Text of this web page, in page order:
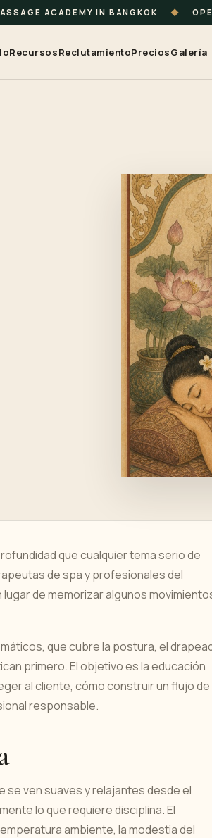
ACADEMY IN BANGKOK ◆
RecursosReclutamientoPreciosGalería
que cualquier tema serio de
de spa y profesionales del
de memorizar algunos
que cubre la postura, el
primero. El objetivo es la educación
al cliente, cómo construir un flujo de
responsable.
se ven suaves y relajantes desde el
lo que requiere disciplina. El
ambiente, la modestia del